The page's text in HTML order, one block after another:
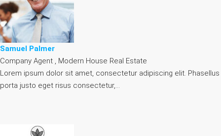
Samuel Palmer
Company Agent , Modern House Real Estate
Lorem ipsum dolor sit amet, consectetur adipiscing elit. Phasellus
porta justo eget risus consectetur,…